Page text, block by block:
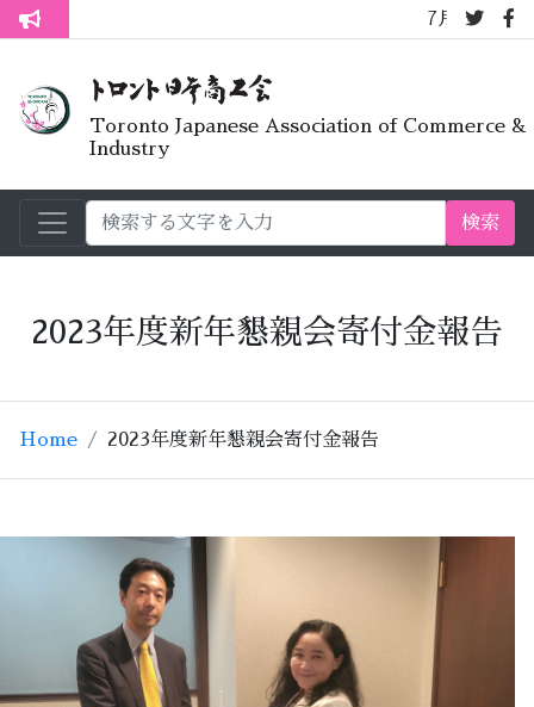
トロント生活不安疑問質問懇談会
7月オープンライ
Toronto Japanese Association of Commerce &
Industry
検索
2023年度新年懇親会寄付金報告
Home 2023年度新年懇親会寄付金報告